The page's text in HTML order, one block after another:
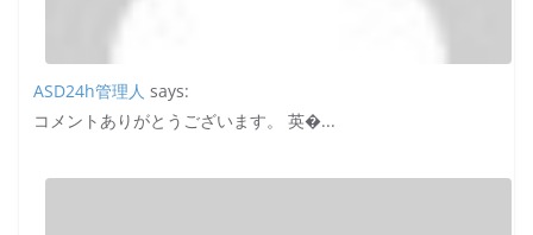
ASD24h管理人 says:
コメントありがとうございます。 英�...